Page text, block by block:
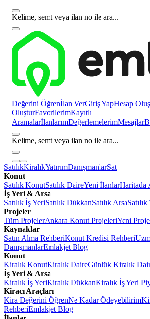
Kelime, semt veya ilan no ile ara...
Değerini Öğrenİlan VerGiriş YapHesap
OluşturFavorilerimKayıtlı
AramalarİlanlarımDeğerlemelerimMesajlar
Kelime, semt veya ilan no ile ara...
SatılıkKiralıkYatırımDanışmanlarSat
Konut
Satılık KonutSatılık DaireYeni İlanlarHaritada
İş Yeri & Arsa
Satılık İş YeriSatılık DükkanSatılık Arsa
Projeler
Tüm ProjelerAnkara Konut ProjeleriYeni
Kaynaklar
Satın Alma RehberiKonut Kredisi Rehberi
DanışmanlarEmlakjet Blog
Konut
Kiralık KonutKiralık DaireGünlük Kiralık
İş Yeri & Arsa
Kiralık İş YeriKiralık DükkanKiralık İş Yeri
Kiracı Araçları
Kira Değerini ÖğrenNe Kadar Ödeyebilirim
RehberiEmlakjet Blog